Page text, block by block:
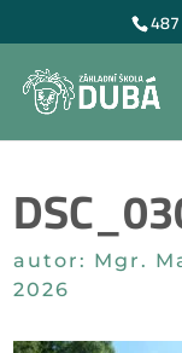
autor: Mgr.
2026